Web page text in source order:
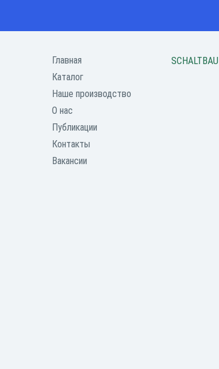
Главная
Каталог
Наше производство
О нас
Публикации
Контакты
Вакансии
SCHALTBAU